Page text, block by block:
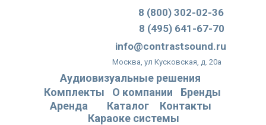
Каталог
Комплекты Бренды
О компании
Контакты
Москва, ул Кусковская, д. 20а
info@contrastsound.ru
8 (495) 641-67-70
8 (800) 302-02-36
Аренда
Аудиовизуальные решения
Караоке системы